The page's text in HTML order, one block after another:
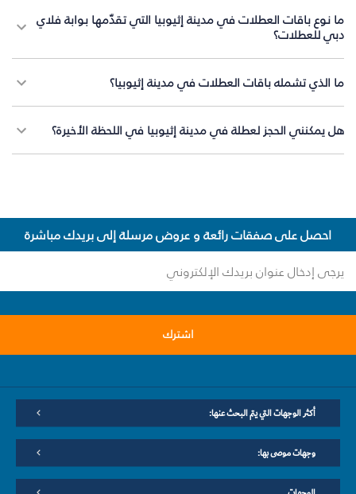
ما نوع باقات العطلات في مدينة إثيوبيا التي تقدّمها بوابة فلاي
دبي للعطلات؟
ما الذي تشمله باقات العطلات في مدينة إثيوبيا؟
هل يمكنني الحجز لعطلة في مدينة إثيوبيا في اللحظة الأخيرة؟
احصل على صفقات رائعة و عروض مرسلة إلى بريدك مباشرة
اشترك
أكثر الوجهات التي يتم البحث عنها:
وجهات موصى بها: